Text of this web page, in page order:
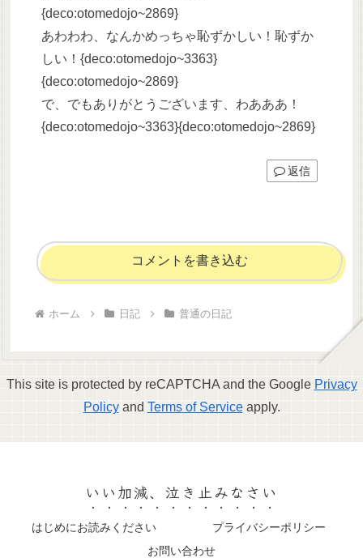
{deco:otomedojo~2869}
あわわわ、なんかめっちゃ恥ずかしい！恥ずか
しい！{deco:otomedojo~3363}
{deco:otomedojo~2869}
で、でもありがとうございます、わあああ！
{deco:otomedojo~3363}{deco:otomedojo~2869}
返信
コメントを書き込む
ホーム 日記 普通の日記
This site is protected by reCAPTCHA and the Google Privacy
Policyand Terms of Serviceapply.
いい加減、泣き止みなさい
はじめにお読みください
プライバシーポリシー
お問い合わせ